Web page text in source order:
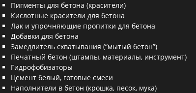
Пигменты для бетона (красители)
Кислотные красители для бетона
Лак и упрочняющие пропитки для бетона
Добавки для бетона
Замедлитель схватывания (“мытый бетон”)
Печатный бетон (штампы, материалы, инструмент)
Гидрофобизаторы
Цемент белый, готовые смеси
Наполнители в бетон (крошка, песок, мука)